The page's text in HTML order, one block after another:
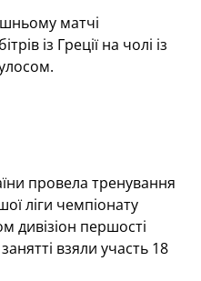
матчі
із Греції на чолі із
провела тренування
ліги чемпіонату
дивізіон першості
взяли участь 18